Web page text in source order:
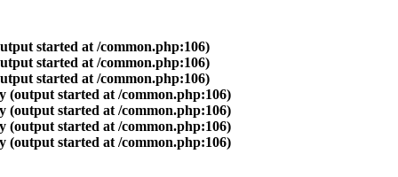
started at /common.php:106)
started at /common.php:106)
started at /common.php:106)
(output started at /common.php:106)
(output started at /common.php:106)
(output started at /common.php:106)
(output started at /common.php:106)